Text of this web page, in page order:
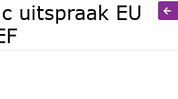
uitspraak EU